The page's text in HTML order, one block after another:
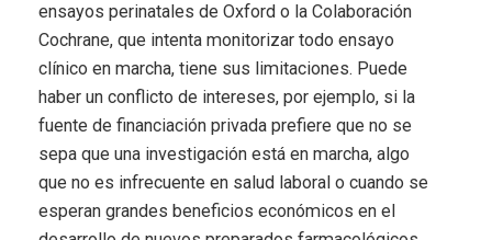
ensayos perinatales de Oxford o la Colaboración
Cochrane, que intenta monitorizar todo ensayo
clínico en marcha, tiene sus limitaciones. Puede
haber un conflicto de intereses, por ejemplo, si la
fuente de financiación privada prefiere que no se
sepa que una investigación está en marcha, algo
que no es infrecuente en salud laboral o cuando se
esperan grandes beneficios económicos en el